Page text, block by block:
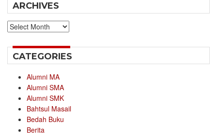
ARCHIVES
Archives
CATEGORIES
Alumni MA
Alumni SMA
Alumni SMK
Bahtsul Masail
Bedah Buku
Berita